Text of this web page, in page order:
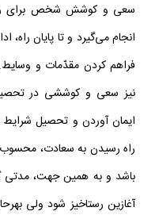
سعى و كوشش شخص براى
انجام مى‌گيرد و تا پايان راه،
فراهم كردن مقدّمات و
نيز سعى و كوششى در
ايمان آوردن و تحصيل
راه رسيدن به سعادت،
باشد و به همين جهت، مدتى
آغازين رستاخيز شود ولى